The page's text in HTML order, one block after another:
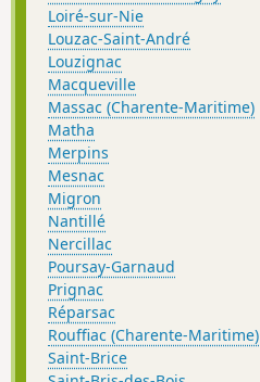
Loiré-sur-Nie
Louzac-Saint-André
Louzignac
Macqueville
Massac (Charente-Maritime)
Matha
Merpins
Mesnac
Migron
Nantillé
Nercillac
Poursay-Garnaud
Prignac
Réparsac
Rouffiac (Charente-Maritime)
Saint-Brice